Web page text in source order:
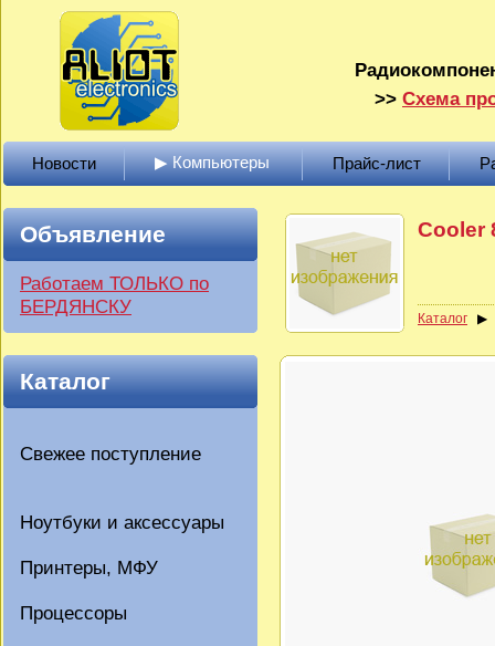
>> Схема
Новости ▶ Компьютеры Прайс-лист
Объявление
Работаем ТОЛЬКО по
БЕРДЯНСКУ
Каталог
Свежее поступление
Ноутбуки и аксессуары
Принтеры, МФУ
Процессоры
Cooler
Каталог